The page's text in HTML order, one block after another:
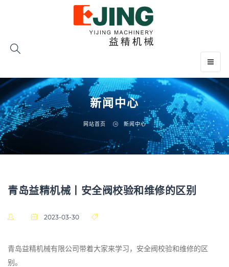
新闻中心
网站首页 新闻中心
青岛益精机械丨安全阀校验和维修的区别
2023-03-30
青岛益精机械有限公司带着大家来学习，安全阀校验和维修的区
别。